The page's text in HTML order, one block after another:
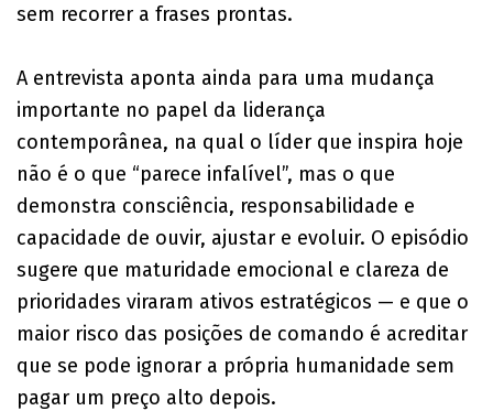
sem recorrer a frases prontas.
A entrevista aponta ainda para uma mudança
importante no papel da liderança
contemporânea, na qual o líder que inspira hoje
não é o que “parece infalível”, mas o que
demonstra consciência, responsabilidade e
capacidade de ouvir, ajustar e evoluir. O episódio
sugere que maturidade emocional e clareza de
prioridades viraram ativos estratégicos — e que o
maior risco das posições de comando é acreditar
que se pode ignorar a própria humanidade sem
pagar um preço alto depois.